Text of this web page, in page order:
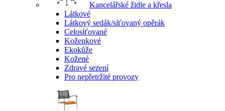
Kancelářské židle a křesla
Látkové
Látkový sedák/síťovaný opěrák
Celosíťované
Koženkové
Ekokůže
Kožené
Zdravé sezení
Pro nepřetržité provozy